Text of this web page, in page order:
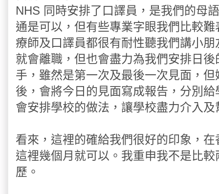
NHS 同時安排了口譯員，是我們的母
通是可以，但有些專業字眼我們比較
療師及口譯員都很有耐性聽我們講小
就會離職，但也會盡力為我們安排日
手，雖然是第一次及最後一次見面，
後，會將今日的見面寫成報告，分別
會安排學校的做法，讓學校盡力介入
看來，這裡的確給我們很好的印象，
這裡幾個月就可以。我重申我不是比
歷。